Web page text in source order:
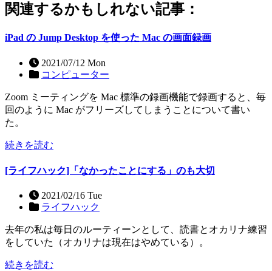
関連するかもしれない記事：
iPad の Jump Desktop を使った Mac の画面録画
2021/07/12 Mon
コンピューター
Zoom ミーティングを Mac 標準の録画機能で録画すると、毎
回のように Mac がフリーズしてしまうことについて書い
た。
続きを読む
[ライフハック]「なかったことにする」のも大切
2021/02/16 Tue
ライフハック
去年の私は毎日のルーティーンとして、読書とオカリナ練習
をしていた（オカリナは現在はやめている）。
続きを読む